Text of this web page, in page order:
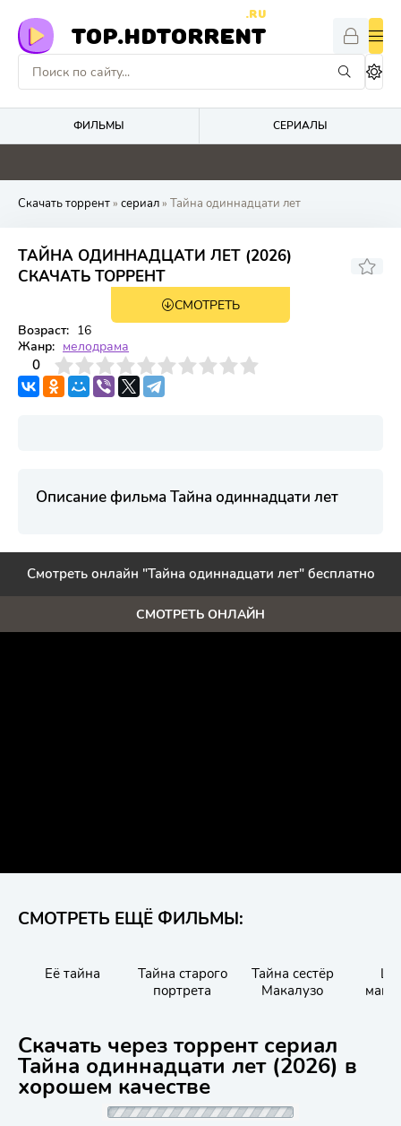
TOP.HDTORRENT
.RU
ФИЛЬМЫ СЕРИАЛЫ
0 0 4.9 4.8
Скачать торрент» сериал» Тайна одиннадцати лет
ТАЙНА ОДИННАДЦАТИ ЛЕТ (2026)
СКАЧАТЬ ТОРРЕНТ
1 сезон 4 серияСМОТРЕТЬ
Возраст: 16
Жанр: мелодрама
0
4 6 7 8 9 10
Описание фильма Тайна одиннадцати лет
Смотреть онлайн "Тайна одиннадцати лет" бесплатно
СМОТРЕТЬ ОНЛАЙН
СМОТРЕТЬ ЕЩЁ ФИЛЬМЫ:
Её тайна
Тайна старого
портрета
Тайна сестёр
Макалузо
Скачать через торрент сериал
Тайна одиннадцати лет (2026) в
хорошем качестве